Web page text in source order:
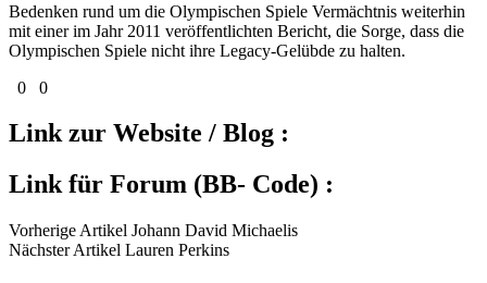
Bedenken rund um die Olympischen Spiele Vermächtnis weiterhin
mit einer im Jahr 2011 veröffentlichten Bericht, die Sorge, dass die
Olympischen Spiele nicht ihre Legacy-Gelübde zu halten.
0
0
Link zur Website / Blog :
Link für Forum (BB- Code) :
Vorherige Artikel Johann David Michaelis
Nächster Artikel Lauren Perkins